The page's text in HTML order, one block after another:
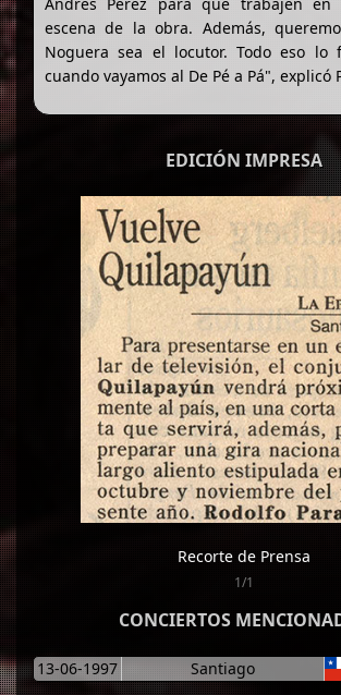
escena de la obra. Además,
Noguera sea el locutor. Todo eso lo
cuando vayamos al De Pé a Pá", explicó
EDICIÓN IMPRESA
Recorte de Prensa
1/1
CONCIERTOS
13-06-1997
Santiago